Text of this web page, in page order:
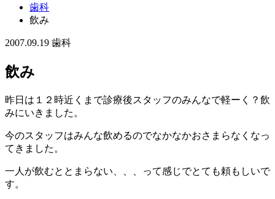
歯科
飲み
2007.09.19 歯科
飲み
昨日は１２時近くまで診療後スタッフのみんなで軽ーく？飲
みにいきました。
今のスタッフはみんな飲めるのでなかなかおさまらなくなっ
てきました。
一人が飲むととまらない、、、って感じでとても頼もしいで
す。